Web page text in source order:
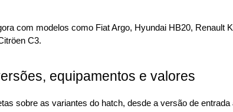
com modelos como Fiat Argo, Hyundai HB20, Renault
C3.
equipamentos e valores
sobre as variantes do hatch, desde a versão de entrada